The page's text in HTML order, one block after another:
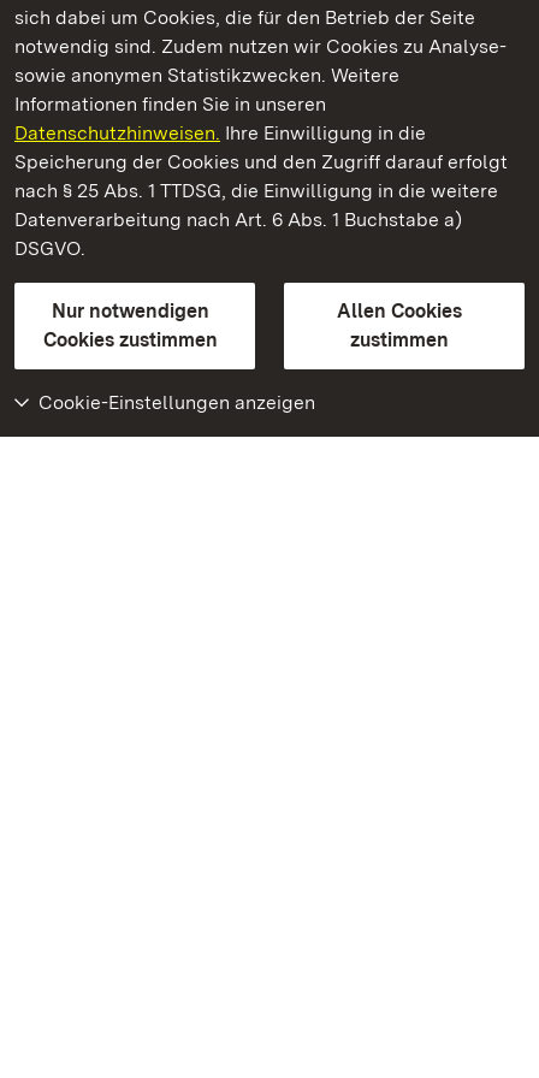
sich dabei um Cookies, die für den Betrieb der Seite
notwendig sind. Zudem nutzen wir Cookies zu Analyse-
sowie anonymen Statistikzwecken. Weitere
Informationen finden Sie in unseren
Datenschutzhinweisen. Ihre Einwilligung in die
Speicherung der Cookies und den Zugriff darauf erfolgt
nach § 25 Abs. 1 TTDSG, die Einwilligung in die weitere
Datenverarbeitung nach Art. 6 Abs. 1 Buchstabe a)
DSGVO.
Nur notwendigen
Cookies zustimmen
Allen Cookies
zustimmen
Cookie-Einstellungen anzeigen
Residenzschloss Ludwigsburg
Staatliche Schlösser und Gärten Baden-Württemberg
Kontakt
GebärdenspracheLeichte Sprache
Erklärung zur Barrierefreiheit
BITV-konform (geprüfte Seiten)
Weiteres